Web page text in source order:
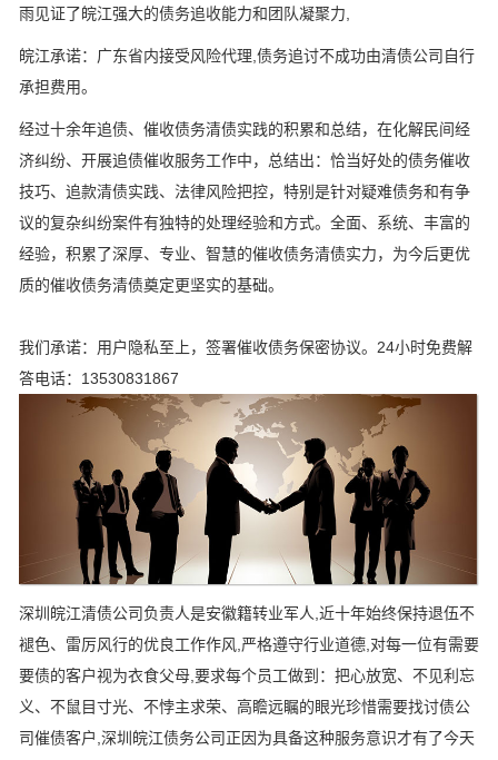
雨见证了皖江强大的债务追收能力和团队凝聚力,
皖江承诺：广东省内接受风险代理,债务追讨不成功由清债公司自行
承担费用。
经过十余年追债、催收债务清债实践的积累和总结，在化解民间经
济纠纷、开展追债催收服务工作中，总结出：恰当好处的债务催收
技巧、追款清债实践、法律风险把控，特别是针对疑难债务和有争
议的复杂纠纷案件有独特的处理经验和方式。全面、系统、丰富的
经验，积累了深厚、专业、智慧的催收债务清债实力，为今后更优
质的催收债务清债奠定更坚实的基础。
我们承诺：用户隐私至上，签署催收债务保密协议。24小时免费解
答电话：13530831867
深圳皖江清债公司负责人是安徽籍转业军人,近十年始终保持退伍不
褪色、雷厉风行的优良工作作风,严格遵守行业道德,对每一位有需要
要债的客户视为衣食父母,要求每个员工做到：把心放宽、不见利忘
义、不鼠目寸光、不悖主求荣、高瞻远瞩的眼光珍惜需要找讨债公
司催债客户,深圳皖江债务公司正因为具备这种服务意识才有了今天